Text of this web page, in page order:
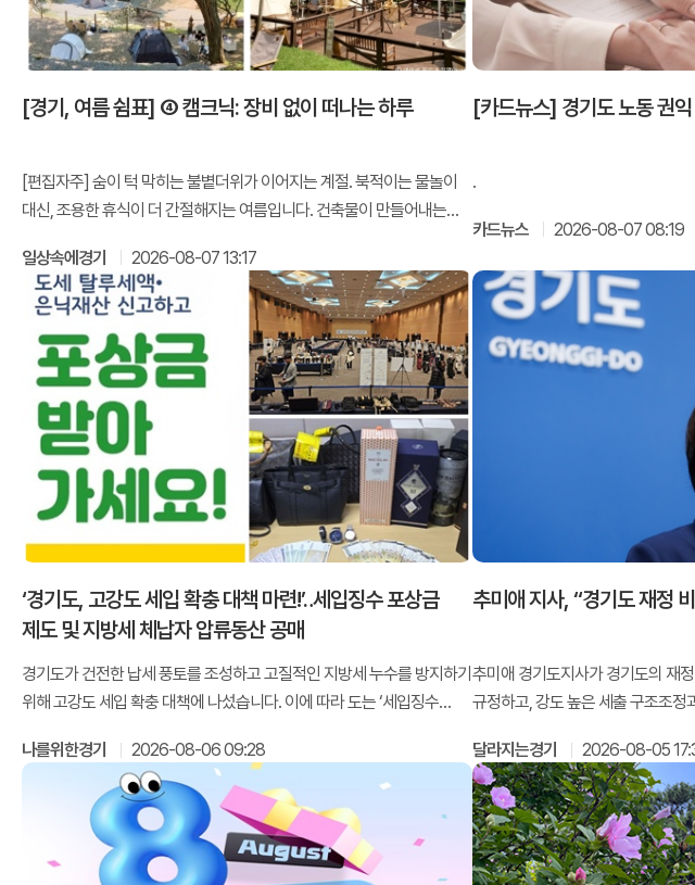
[경기, 여름 쉼표] ④ 캠크닉: 장비 없이 떠나는 하루
[편집자주] 숨이 턱 막히는 불볕더위가 이어지는 계절. 북적이는 물놀이
대신, 조용한 휴식이 더 간절해지는 여름입니다. 건축물이 만들어내는
일상속에경기
2026-08-07 13:17
[카드뉴스] 경기도 노동 권
.
카드뉴스 2026-08-07 08:19
‘경기도, 고강도 세입 확충 대책 마련!’‥세입징수 포상금
제도 및 지방세 체납자 압류동산 공매
경기도가 건전한 납세 풍토를 조성하고 고질적인 지방세 누수를 방지하기
위해 고강도 세입 확충 대책에 나섰습니다. 이에 따라 도는 ‘세입징수
나를위한경기
2026-08-06 09:28
추미애 지사, “경기도 재정
추미애 경기도지사가 경기도의 재
규정하고, 강도 높은 세출 구조조정
달라지는경기
2026-08-05